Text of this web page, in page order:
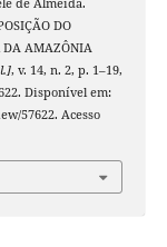
de Almeida.
DO
DA AMAZÔNIA
, v. 14, n. 2, p. 1–19,
Disponível em:
57622. Acesso